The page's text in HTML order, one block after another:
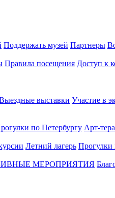
Поддержать музей Партнеры
Правила посещения Доступ к
выставки Участие в
по Петербургу Арт-
Летний лагерь Прогулки
МЕРОПРИЯТИЯ